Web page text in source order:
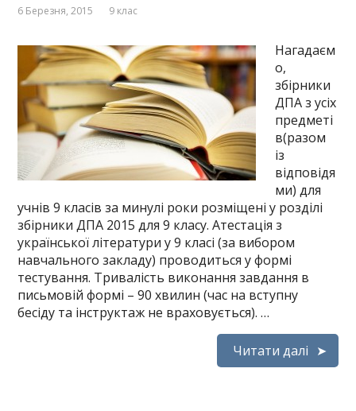
6 Березня, 2015 9 клас
Нагадаєм
о,
збірники
ДПА з усіх
предметі
в(разом
із
відповідя
ми) для
учнів 9 класів за минулі роки розміщені у розділі
збірники ДПА 2015 для 9 класу. Атестація з
української літератури у 9 класі (за вибором
навчального закладу) проводиться у формі
тестування. Тривалість виконання завдання в
письмовій формі – 90 хвилин (час на вступну
бесіду та інструктаж не враховується). …
Читати далі